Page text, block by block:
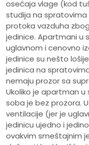
osećaja vlage (kod
studija na
protoka vazduha
jedinice. Apartmani u
uglavnom i cenovno
jedinice su nešto
jedinica na
nemaju prozor sa
Ukoliko je apartman
soba je bez prozora.
ventilacije (jer je
jedinicu ujedno i
ovakvim smeštajnim